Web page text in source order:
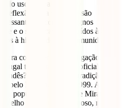
uso das palavras em
reflexão clara da expressão
ver como os signos
e o significado atribuídos às
à história de uma comunidade.
compreender esta ligação.
tem como língua oficial, para
Uma língua de tradição oral
pelo Parlamento em 1999. Ao
população agrícola de Miranda
de Vimioso. Curioso, não é?